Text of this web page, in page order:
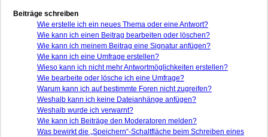
Beiträge schreiben
Wie erstelle ich ein neues Thema oder eine Antwort?
Wie kann ich einen Beitrag bearbeiten oder löschen?
Wie kann ich meinem Beitrag eine Signatur anfügen?
Wie kann ich eine Umfrage erstellen?
Wieso kann ich nicht mehr Antwortmöglichkeiten erstellen?
Wie bearbeite oder lösche ich eine Umfrage?
Warum kann ich auf bestimmte Foren nicht zugreifen?
Weshalb kann ich keine Dateianhänge anfügen?
Weshalb wurde ich verwarnt?
Wie kann ich Beiträge den Moderatoren melden?
Was bewirkt die „Speichern“-Schaltfläche beim Schreiben eines